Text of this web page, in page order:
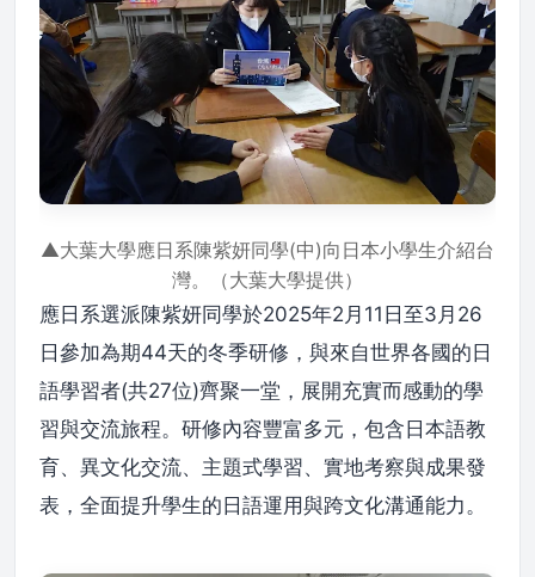
▲大葉大學應日系陳紫妍同學(中)向日本小學生介紹台
灣。（大葉大學提供）
應日系選派陳紫妍同學於2025年2月11日至3月26
日參加為期44天的冬季研修，與來自世界各國的日
語學習者(共27位)齊聚一堂，展開充實而感動的學
習與交流旅程。研修內容豐富多元，包含日本語教
育、異文化交流、主題式學習、實地考察與成果發
表，全面提升學生的日語運用與跨文化溝通能力。